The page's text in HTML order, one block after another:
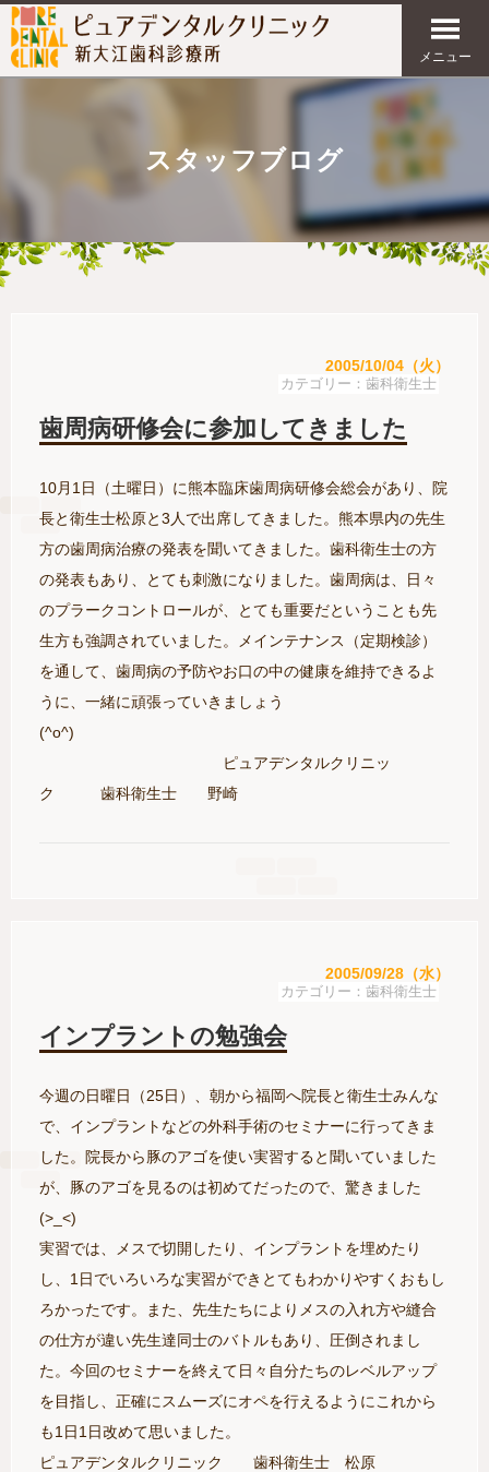
メニュー
スタッフブログ
2005/10/04（火）
歯科衛生士
歯周病研修会に参加してきました
10月1日（土曜日）に熊本臨床歯周病研修会総会があり、院
長と衛生士松原と3人で出席してきました。熊本県内の先生
方の歯周病治療の発表を聞いてきました。歯科衛生士の方
の発表もあり、とても刺激になりました。歯周病は、日々
のプラークコントロールが、とても重要だということも先
生方も強調されていました。メインテナンス（定期検診）
を通して、歯周病の予防やお口の中の健康を維持できるよ
うに、一緒に頑張っていきましょう
(^o^)
ピュアデンタルクリニッ
ク 歯科衛生士 野崎
2005/09/28（水）
歯科衛生士
インプラントの勉強会
今週の日曜日（25日）、朝から福岡へ院長と衛生士みんな
で、インプラントなどの外科手術のセミナーに行ってきま
した。院長から豚のアゴを使い実習すると聞いていました
が、豚のアゴを見るのは初めてだったので、驚きました
(>_<)
実習では、メスで切開したり、インプラントを埋めたり
し、1日でいろいろな実習ができとてもわかりやすくおもし
ろかったです。また、先生たちによりメスの入れ方や縫合
の仕方が違い先生達同士のバトルもあり、圧倒されまし
た。今回のセミナーを終えて日々自分たちのレベルアップ
を目指し、正確にスムーズにオペを行えるようにこれから
も1日1日改めて思いました。
ピュアデンタルクリニック 歯科衛生士 松原